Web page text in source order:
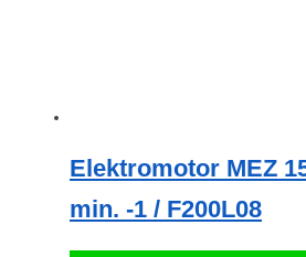
Elektromotor MEZ
min. -1 / F200L08